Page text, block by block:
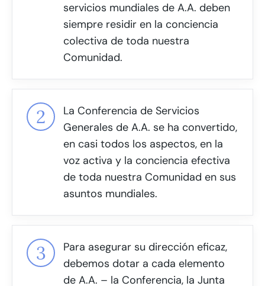
servicios mundiales de A.A. deben
siempre residir en la conciencia
colectiva de toda nuestra
Comunidad.
La Conferencia de Servicios
Generales de A.A. se ha convertido,
en casi todos los aspectos, en la
voz activa y la conciencia efectiva
de toda nuestra Comunidad en sus
asuntos mundiales.
Para asegurar su dirección eficaz,
debemos dotar a cada elemento
de A.A. – la Conferencia, la Junta